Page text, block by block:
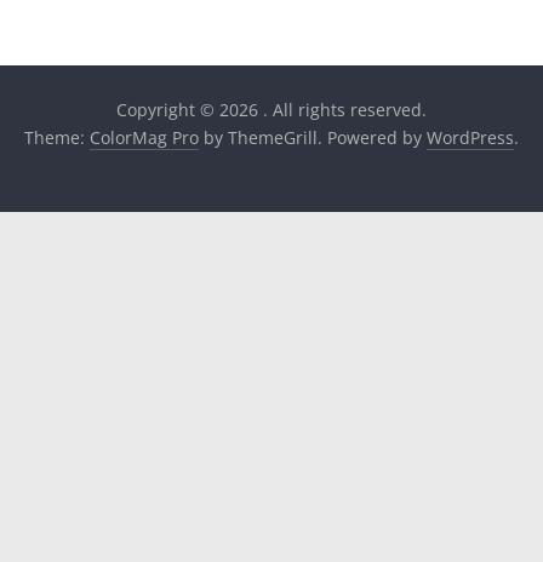
Copyright © 2026 . All rights reserved.
Theme: ColorMag Proby ThemeGrill. Powered by WordPress.